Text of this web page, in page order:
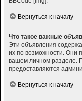
Вернуться к началу
Что такое важные
Эти объявления
их по возможности. Они
вашем личном разделе.
предоставляются
Вернуться к началу